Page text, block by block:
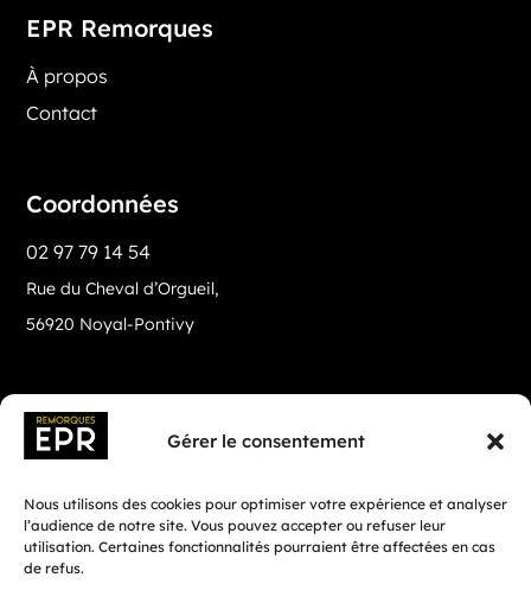
Gérer le consentement
Nous utilisons des cookies pour optimiser votre expérience et analyser
l’audience de notre site. Vous pouvez accepter ou refuser leur
utilisation. Certaines fonctionnalités pourraient être affectées en cas
de refus.
EPR Remorques
À propos
Contact
Coordonnées
02 97 79 14 54
Rue du Cheval d’Orgueil,
56920 Noyal-Pontivy